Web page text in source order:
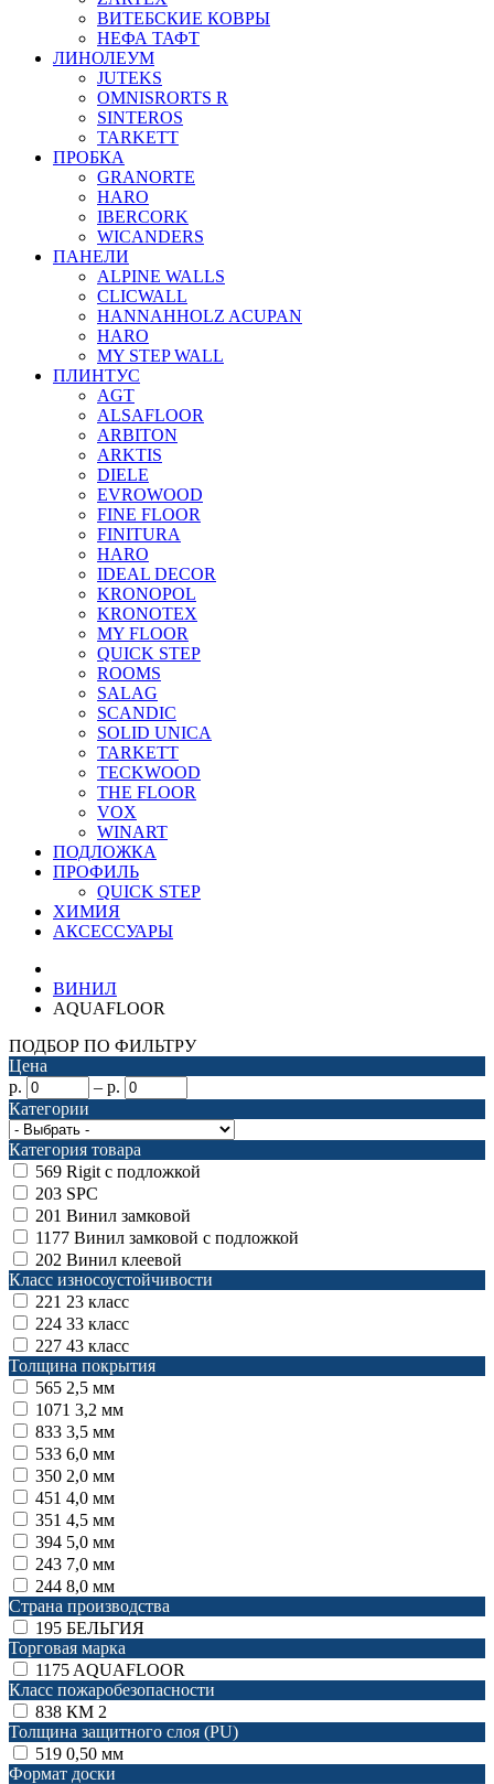
ВИТЕБСКИЕ КОВРЫ
НЕФА ТАФТ
ЛИНОЛЕУМ
JUTEKS
OMNISRORTS R
SINTEROS
TARKETT
ПРОБКА
GRANORTE
HARO
IBERCORK
WICANDERS
ПАНЕЛИ
ALPINE WALLS
CLICWALL
HANNAHHOLZ ACUPAN
HARO
MY STEP WALL
ПЛИНТУС
AGT
ALSAFLOOR
ARBITON
ARKTIS
DIELE
EVROWOOD
FINE FLOOR
FINITURA
HARO
IDEAL DECOR
KRONOPOL
KRONOTEX
MY FLOOR
QUICK STEP
ROOMS
SALAG
SCANDIC
SOLID UNICA
TARKETT
TECKWOOD
THE FLOOR
VOX
WINART
ПОДЛОЖКА
ПРОФИЛЬ
QUICK STEP
ХИМИЯ
АКСЕССУАРЫ
ВИНИЛ
AQUAFLOOR
ПОДБОР ПО ФИЛЬТРУ
Цена
р.
– р.
Категории
Категория товара
569 Rigit с подложкой
203 SPC
201 Винил замковой
1177 Винил замковой с подложкой
202 Винил клеевой
Класс износоустойчивости
221 23 класс
224 33 класс
227 43 класс
Толщина покрытия
565 2,5 мм
1071 3,2 мм
833 3,5 мм
533 6,0 мм
350 2,0 мм
451 4,0 мм
351 4,5 мм
394 5,0 мм
243 7,0 мм
244 8,0 мм
Страна производства
195 БЕЛЬГИЯ
Торговая марка
1175 AQUAFLOOR
Класс пожаробезопасности
838 КМ 2
Толщина защитного слоя (PU)
519 0,50 мм
Формат доски